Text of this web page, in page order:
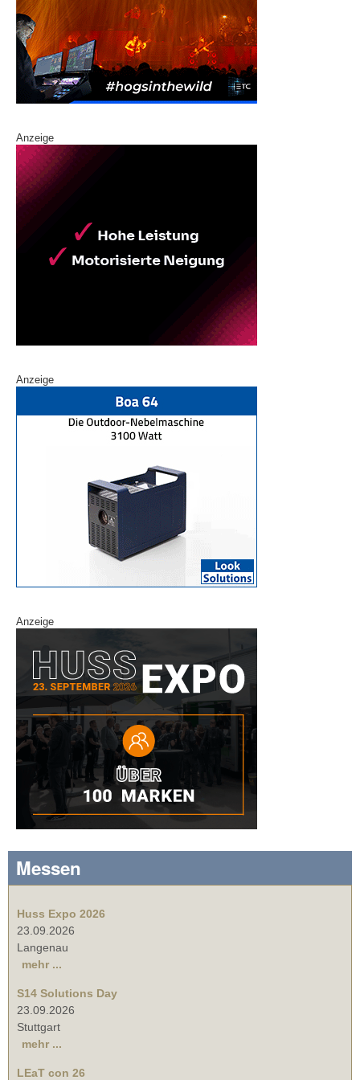
Anzeige
Anzeige
Anzeige
Messen
Huss Expo 2026
23.09.2026
Langenau
mehr ...
S14 Solutions Day
23.09.2026
Stuttgart
mehr ...
LEaT con 26